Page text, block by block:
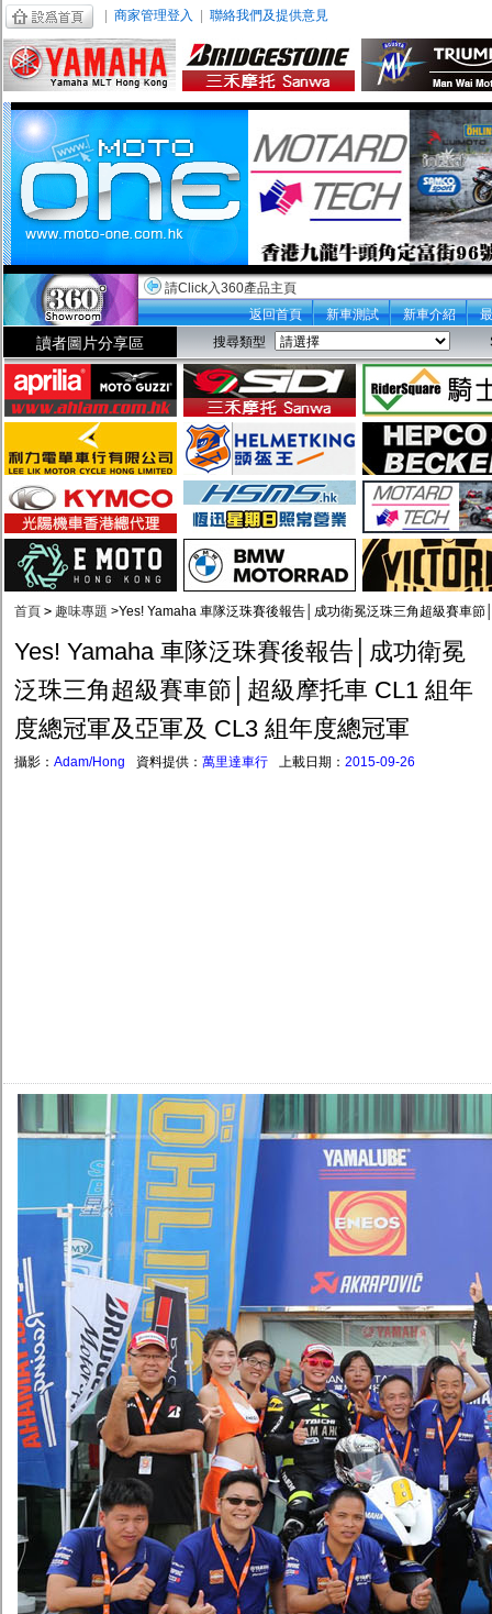
商家管理登入 聯絡我們及提供意見
請Click入360產品主頁
返回首頁
新車測試 新車介紹
讀者圖片分享區 搜尋類型
首頁 > 趣味專題 >Yes! Yamaha 車隊泛珠賽後報告│成功衛冕泛珠三角超級賽車
Yes! Yamaha 車隊泛珠賽後報告│成功衛冕
泛珠三角超級賽車節│超級摩托車 CL1 組年
度總冠軍及亞軍及 CL3 組年度總冠軍
攝影： Adam/Hong 資料提供： 萬里達車行 上載日期： 2015-09-26